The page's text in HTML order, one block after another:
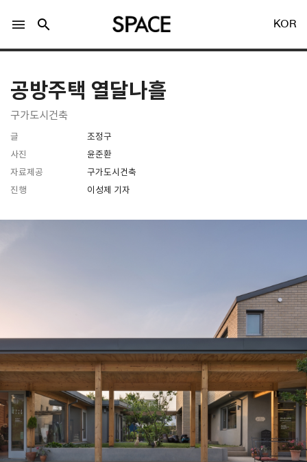
공지사항
기사문의
광고문의
Contact
menu search KOR
공방주택 열달나흘
구가도시건축
글
조정구
사진
윤준환
자료제공
구가도시건축
진행
이성제 기자